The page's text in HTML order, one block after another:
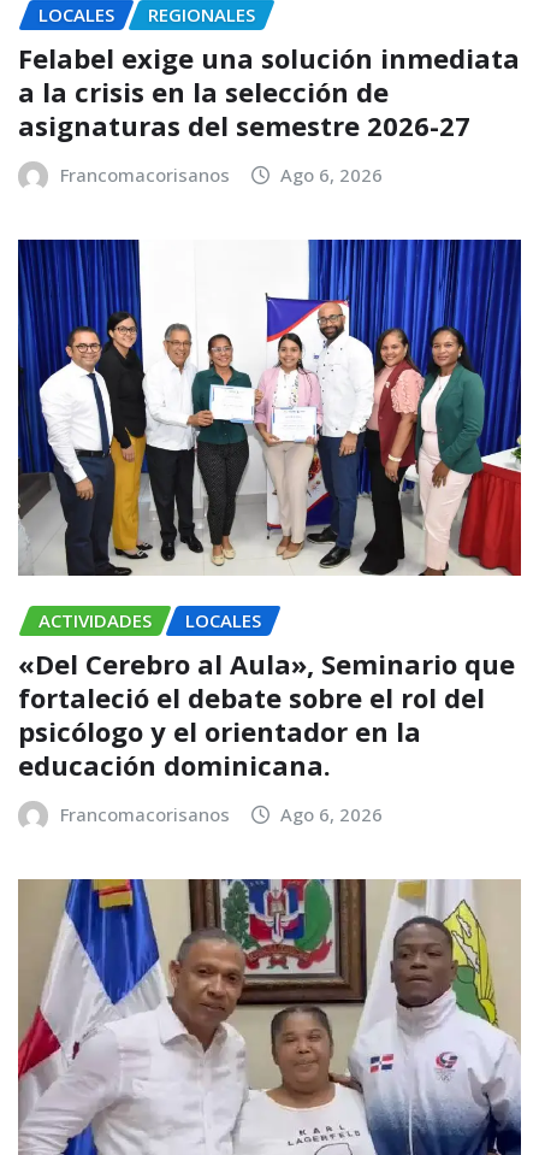
LOCALES REGIONALES
Felabel exige una solución inmediata
a la crisis en la selección de
asignaturas del semestre 2026-27
Francomacorisanos Ago 6, 2026
ACTIVIDADES LOCALES
«Del Cerebro al Aula», Seminario que
fortaleció el debate sobre el rol del
psicólogo y el orientador en la
educación dominicana.
Francomacorisanos Ago 6, 2026